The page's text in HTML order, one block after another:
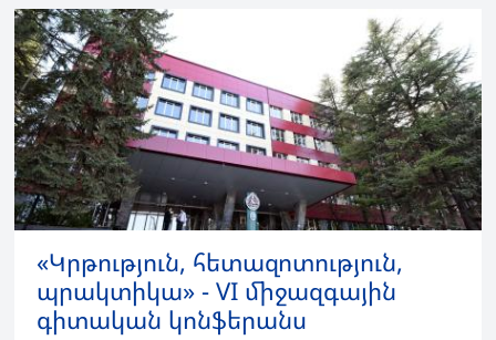
«Կրթություն, հետազոտություն,
պրակտիկա» - VI միջազգային
գիտական կոնֆերանս